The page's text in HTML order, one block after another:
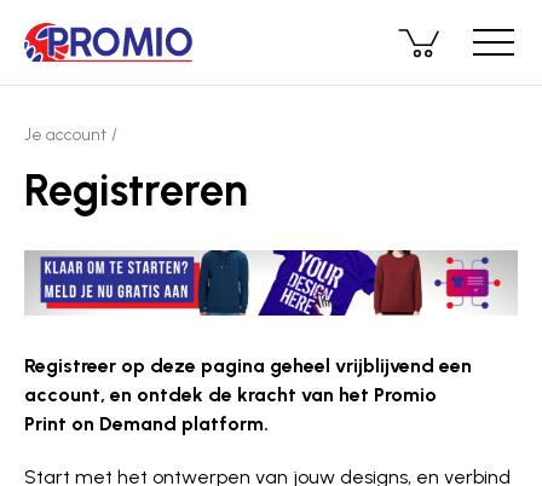
Je account
Registreren
Registreer op deze pagina geheel vrijblijvend een
account, en ontdek de kracht van het Promio
Print on Demand platform.
Start met het ontwerpen van jouw designs, en verbind